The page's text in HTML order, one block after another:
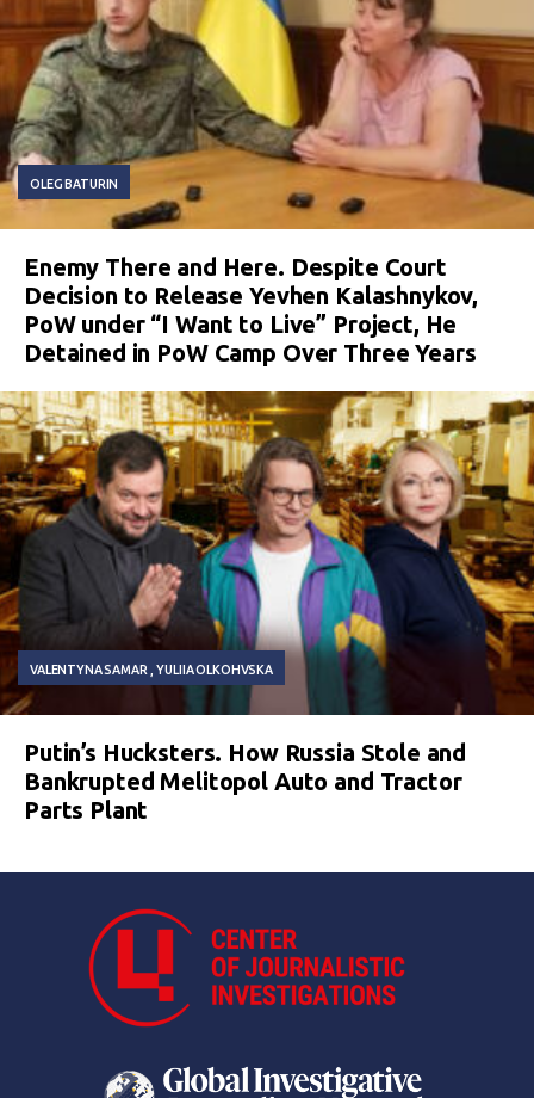
OLEG BATURIN
Enemy There and Here. Despite Court
Decision to Release Yevhen Kalashnykov,
PoW under “I Want to Live” Project, He
Detained in PoW Camp Over Three Years
VALENTYNA SAMAR YULIIA OLKOHVSKA
Putin’s Hucksters. How Russia Stole and
Bankrupted Melitopol Auto and Tractor
Parts Plant